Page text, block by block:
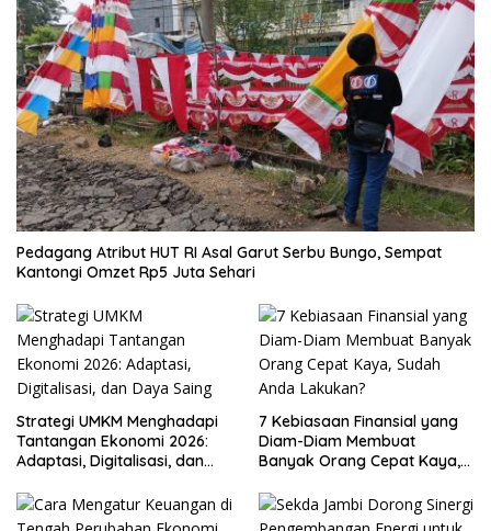
Pedagang Atribut HUT RI Asal Garut Serbu Bungo, Sempat
Kantongi Omzet Rp5 Juta Sehari
Strategi UMKM Menghadapi
Tantangan Ekonomi 2026:
Adaptasi, Digitalisasi, dan
7 Kebiasaan Finansial yang
Diam-Diam Membuat
Banyak Orang Cepat Kaya,